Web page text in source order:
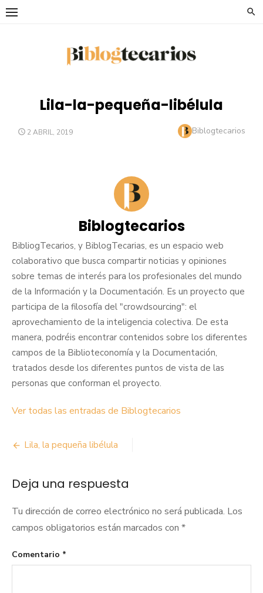
Saltar
Lila-la-pequeña-libélula
PUBLICADO
2 ABRIL, 2019 Autor
Biblogtecarios
Biblogtecarios
BibliogTecarios, y BiblogTecarias, es un espacio web
colaborativo que busca compartir noticias y opiniones
sobre temas de interés para los profesionales del mundo
de la Información y la Documentación. Es un proyecto que
participa de la filosofía del "crowdsourcing": el
aprovechamiento de la inteligencia colectiva. De esta
manera, podréis encontrar contenidos sobre los diferentes
campos de la Biblioteconomía y la Documentación,
tratados desde los diferentes puntos de vista de las
personas que conforman el proyecto.
Ver todas las entradas de Biblogtecarios
Navegación
entradas
Lila, la pequeña libélula
Deja una respuesta
Tu dirección de correo electrónico no será publicada. Los
campos obligatorios están marcados con *
Comentario *